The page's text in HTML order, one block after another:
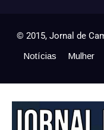
© 2015, Jornal de
Notícias Mulher